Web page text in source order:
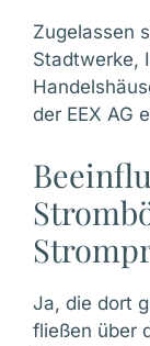
Zugelassen
Stadtwerke,
der EEX AG
Ja, die dort
fließen über